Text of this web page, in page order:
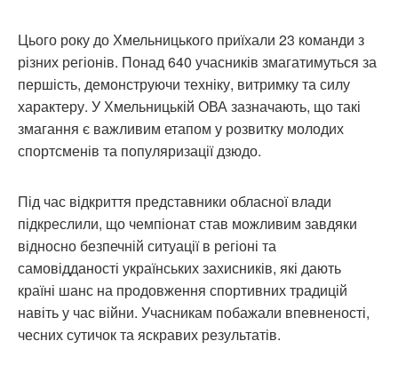
Цього року до Хмельницького приїхали 23 команди з
різних регіонів. Понад 640 учасників змагатимуться за
першість, демонструючи техніку, витримку та силу
характеру. У Хмельницькій ОВА зазначають, що такі
змагання є важливим етапом у розвитку молодих
спортсменів та популяризації дзюдо.
Під час відкриття представники обласної влади
підкреслили, що чемпіонат став можливим завдяки
відносно безпечній ситуації в регіоні та
самовідданості українських захисників, які дають
країні шанс на продовження спортивних традицій
навіть у час війни. Учасникам побажали впевненості,
чесних сутичок та яскравих результатів.